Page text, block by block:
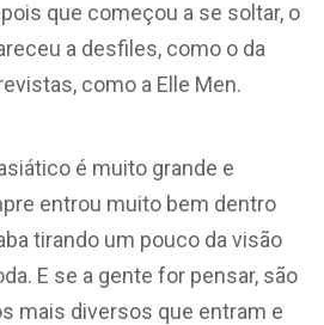
que começou a se soltar, o
a desfiles, como o da
como a Elle Men.
é muito grande e
entrou muito bem dentro
tirando um pouco da visão
E se a gente for pensar, são
mais diversos que entram e